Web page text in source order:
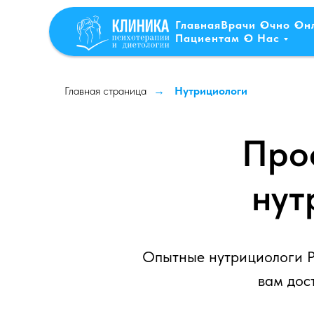
ГлавнаяВрачи Очно
Пациентам О Нас
Главная страница → Нутрициологи
Опытные нутрициологи
вам